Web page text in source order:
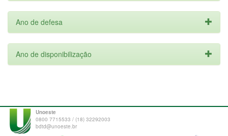
Ano de defesa
Ano de disponibilização
Unoeste
0800 7715533 / (18) 32292003
bdtd@unoeste.br